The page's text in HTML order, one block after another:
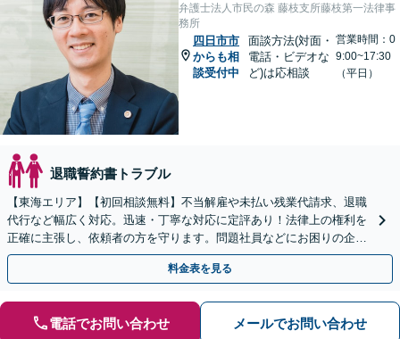
弁護士法人市民の森 藤枝支所藤枝第一法律事
務所
四日市市
からも相
談受付中
面談方法(対面・
電話・ビデオな
ど)は応相談
営業時間：0
9:00~17:30
（平日）
退職誓約書トラブル
【東海エリア】【初回相談無料】不当解雇や未払い残業代請求、退職
代行など幅広く対応。迅速・丁寧な対応に定評あり！法律上の権利を
正確に主張し、依頼者の方を守ります。問題社員などにお困りの企業
さまもぜひご相談ください【電話相談可】【法テラス可】
料金表を見る
電話でお問い合わせ メールでお問い合わせ